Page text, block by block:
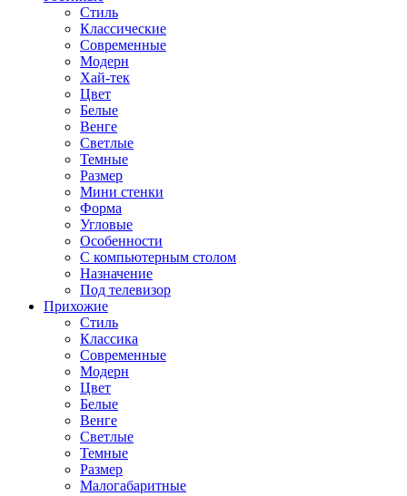
Стиль
Классические
Современные
Модерн
Хай-тек
Цвет
Белые
Венге
Светлые
Темные
Размер
Мини стенки
Форма
Угловые
Особенности
С компьютерным столом
Назначение
Под телевизор
Прихожие
Стиль
Классика
Современные
Модерн
Цвет
Белые
Венге
Светлые
Темные
Размер
Малогабаритные